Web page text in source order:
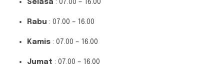
Selasa : 07.00 – 16.00
Rabu : 07.00 – 16.00
Kamis : 07.00 – 16.00
Jumat : 07.00 – 16.00